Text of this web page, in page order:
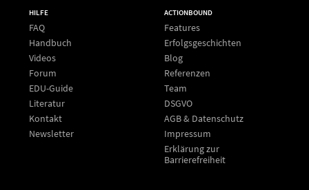
HILFE
FAQ
Handbuch
Videos
Forum
EDU-Guide
Literatur
Kontakt
Newsletter
ACTIONBOUND
Features
Erfolgsgeschichten
Blog
Referenzen
Team
DSGVO
AGB & Datenschutz
Impressum
Erklärung zur
Barrierefreiheit